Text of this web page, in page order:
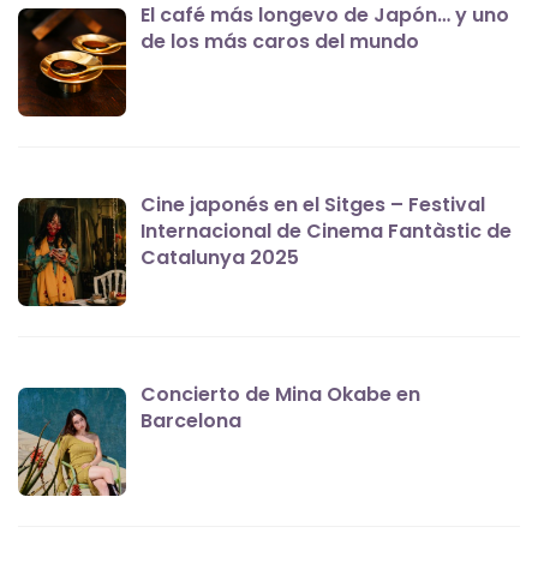
El café más longevo de Japón… y uno
de los más caros del mundo
Cine japonés en el Sitges – Festival
Internacional de Cinema Fantàstic de
Catalunya 2025
Concierto de Mina Okabe en
Barcelona